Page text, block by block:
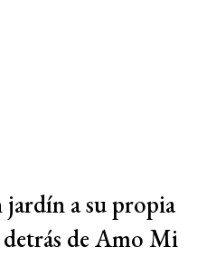
jardín a su propia
de Amo Mi